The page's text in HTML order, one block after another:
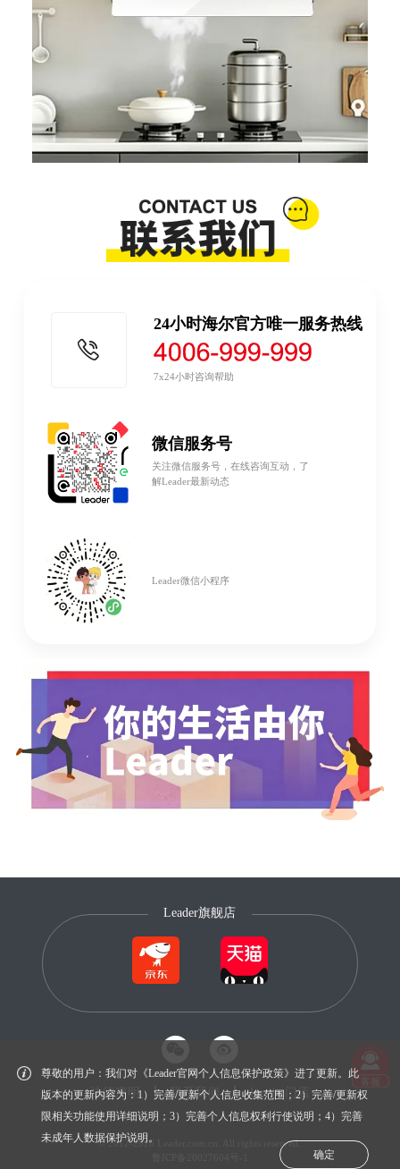
24小时海尔官方唯一服务热线
7x24小时咨询帮助
微信服务号
关注微信服务号，在线咨询互动，了
解Leader最新动态
Leader微信小程序
尊敬的用户：我们对《Leader官网个人信息保护政策》进了更新。此
版本的更新内容为：1）完善/更新个人信息收集范围；2）完善/更新权
限相关功能使用详细说明；3）完善个人信息权利行使说明；4）完善
未成年人数据保护说明。
确定
Leader旗舰店
法律声明 联系我们 Leader门店
© 2012-2026 Leader.com.cn. All rights reserved.
客服